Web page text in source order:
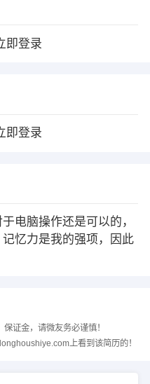
即登录
即登录
电脑操作还是可以的，
忆力是我的强项，因此
证金，请微友务必谨慎！
上看到该简历的！